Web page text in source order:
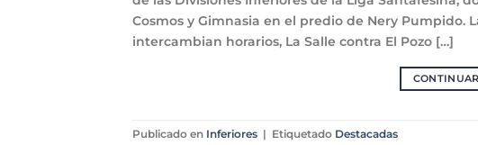
Cosmos y Gimnasia en el predio de Nery Pumpido.
intercambian horarios, La Salle contra El Pozo […]
Publicado en Inferiores Etiquetado Destacadas